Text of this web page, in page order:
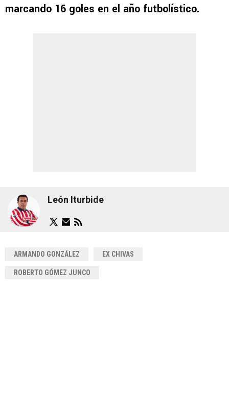
marcando 16 goles en el año futbolístico.
León Iturbide
ARMANDO GONZÁLEZ EX CHIVAS
ROBERTO GÓMEZ JUNCO